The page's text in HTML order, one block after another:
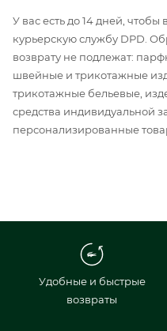
У вас есть до 14 дней, чтобы
курьерскую службу DPD.
возврату не подлежат:
швейные и трикотажные
трикотажные бельевые,
средства индивидуальной
персонализированные
Удобные и быстрые
возвраты